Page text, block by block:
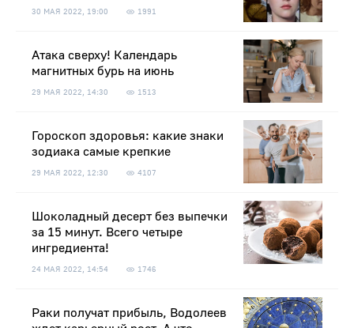
30 МАЯ 2022, 19:00 1991
Атака сверху! Календарь
магнитных бурь на июнь
29 МАЯ 2022, 14:30 1513
Гороскоп здоровья: какие знаки
зодиака самые крепкие
29 МАЯ 2022, 12:30 4107
Шоколадный десерт без выпечки
за 15 минут. Всего четыре
ингредиента!
24 МАЯ 2022, 14:54 1746
Раки получат прибыль, Водолеев